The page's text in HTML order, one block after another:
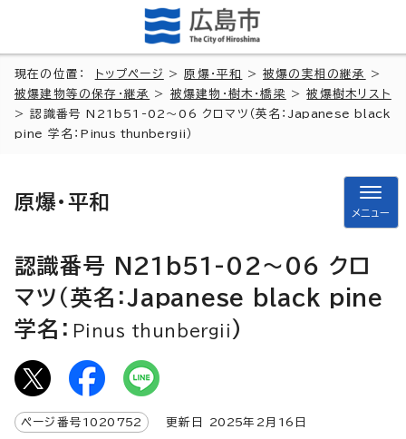
現在の位置： トップページ >原爆・平和 >被爆の実相の継承
>
被爆建物等の保存・継承
> 被爆建物・樹木・橋梁 >被爆樹木リスト
> 認識番号 N21b51-02～06 クロマツ（英名： Japanese black
pine 学名： Pinus thunbergii ）
原爆・平和
メニュー
認識番号 N21b51-02～06 クロ
マツ（英名：Japanese black pine
学名： Pinus thunbergii ）
ページ番号 1020752 更新日 2025年2月 16 日